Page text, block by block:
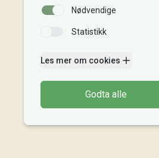
Organisasjonsnr. 995 189 186
Kontonummer: 3000 48 00008
Vipps: 20913
Faktura til NLA
Intranett